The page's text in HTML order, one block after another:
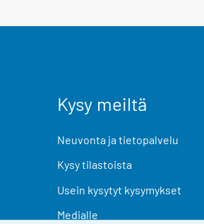
Kysy meiltä
Neuvonta ja tietopalvelu
Kysy tilastoista
Usein kysytyt kysymykset
Medialle